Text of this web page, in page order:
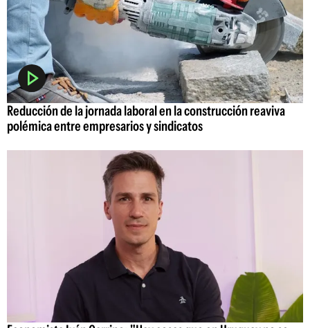
Reducción de la jornada laboral en la construcción reaviva
polémica entre empresarios y sindicatos